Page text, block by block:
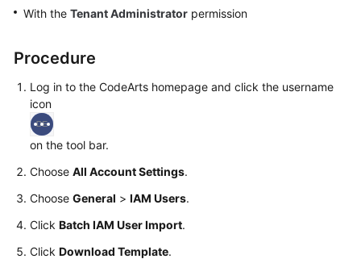
Guide
Practices
API
Reference
Videos
More
Documents
With the Tenant Administrator permission
Procedure
Log in to the CodeArts homepage and click the username
icon
on the tool bar.
Choose All Account Settings.
Choose General > IAM Users.
Click Batch IAM User Import.
Click Download Template.